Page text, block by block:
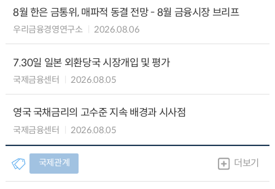
8월 한은 금통위, 매파적 동결 전망 - 8월 금융시장 브리프
우리금융경영연구소 2026.08.06
7.30일 일본 외환당국 시장개입 및 평가
국제금융센터 2026.08.05
영국 국채금리의 고수준 지속 배경과 시사점
국제금융센터 2026.08.05
국제관계 더보기